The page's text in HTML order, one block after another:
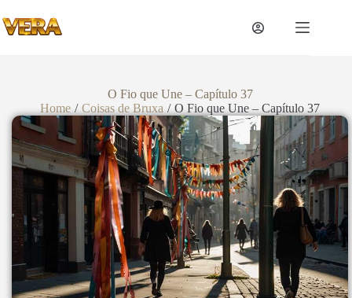
O Fio que Une – Capítulo 37
Home / Coisas de Bruxa / O Fio que Une – Capítulo 37